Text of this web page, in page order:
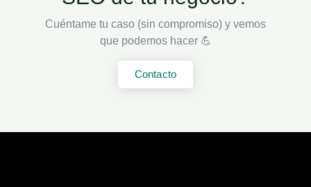
Cuéntame tu caso (sin compromiso) y vemos
que podemos hacer 💪
Contacto